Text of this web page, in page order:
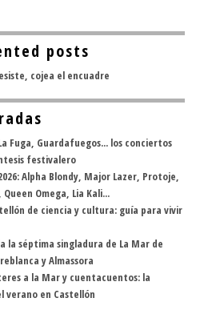
posts
cojea el encuadre
Fuga, Guardafuegos... los conciertos
festivalero
Alpha Blondy, Major Lazer, Protoje,
Omega, Lia Kali...
de ciencia y cultura: guía para vivir
la séptima singladura de La Mar de
y Almassora
a la Mar y cuentacuentos: la
verano en Castellón